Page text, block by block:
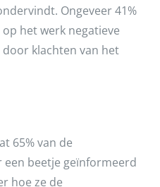
Ongeveer 41%
het werk negatieve
klachten van het
65% van de
beetje geïnformeerd
hoe ze de